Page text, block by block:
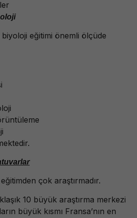
eğitimi önemli ölçüde
çok araştırmadır.
10 büyük araştırma merkezi
büyük kısmı Fransa’nın en